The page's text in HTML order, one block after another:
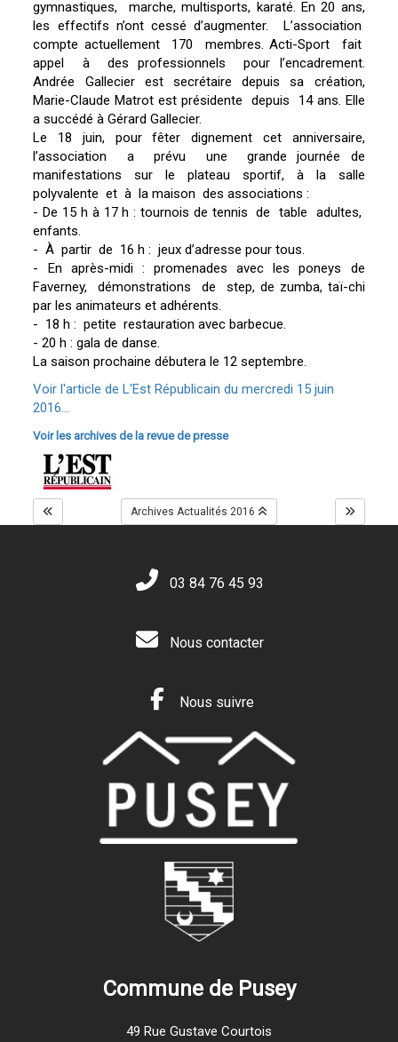
gymnastiques, marche, multisports, karaté. En 20 ans,
les effectifs n’ont cessé d’augmenter. L’association
compte actuellement 170 membres. Acti-Sport fait
appel à des professionnels pour l’encadrement.
Andrée Gallecier est secrétaire depuis sa création,
Marie-Claude Matrot est présidente depuis 14 ans. Elle
a succédé à Gérard Gallecier.
Le 18 juin, pour fêter dignement cet anniversaire,
l’association a prévu une grande journée de
manifestations sur le plateau sportif, à la salle
polyvalente et à la maison des associations :
- De 15 h à 17 h : tournois de tennis de table adultes,
enfants.
- À partir de 16 h : jeux d’adresse pour tous.
- En après-midi : promenades avec les poneys de
Faverney, démonstrations de step, de zumba, taï-chi
par les animateurs et adhérents.
- 18 h : petite restauration avec barbecue.
- 20 h : gala de danse.
La saison prochaine débutera le 12 septembre.
Voir l'article de L'Est Républicain du mercredi 15 juin
2016...
Voir les archives de la revue de presse
Archives Actualités 2016
03 84 76 45 93
Nous contacter
Nous suivre
Commune de Pusey
49 Rue Gustave Courtois